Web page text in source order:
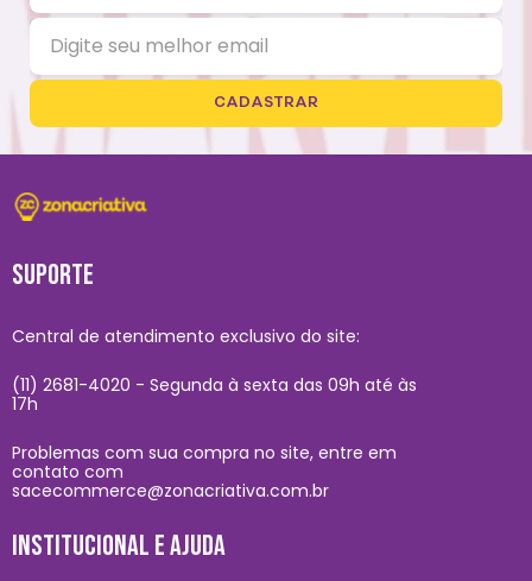
CADASTRAR
SUPORTE
Central de atendimento exclusivo do site:
(11) 2681-4020 - Segunda à sexta das 09h até às
17h
Problemas com sua compra no site, entre em
contato com
sacecommerce@zonacriativa.com.br
INSTITUCIONAL E AJUDA